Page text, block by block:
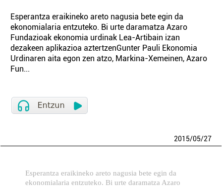
Esperantza eraikineko areto nagusia bete egin da
ekonomialaria entzuteko. Bi urte daramatza Azaro
Fundazioak ekonomia urdinak Lea-Artibain izan
dezakeen aplikazioa aztertzenGunter Pauli Ekonomia
Urdinaren aita egon zen atzo, Markina-Xemeinen, Azaro
Fun...
2015/05/27
Esperantza eraikineko areto nagusia bete egin da
ekonomialaria entzuteko. Bi urte daramatza Azaro